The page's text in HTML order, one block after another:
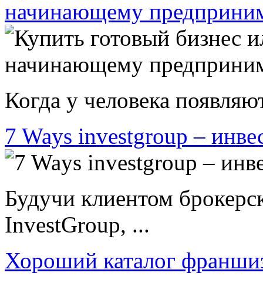
начинающему
Когда у человека
7 Ways investgroup –
Будучи клиентом
InvestGroup, ...
Хороший каталог